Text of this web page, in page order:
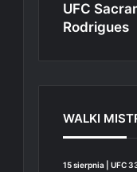
UFC
Rodrigues
WALKI
15 sierpnia | UFC